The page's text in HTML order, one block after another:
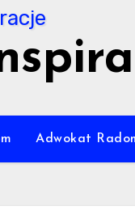
Adwokat